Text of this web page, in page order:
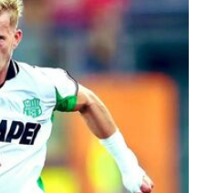
πριν το Super Cup
Γκατσίνοβιτς
γκολ στην Άρσεναλ